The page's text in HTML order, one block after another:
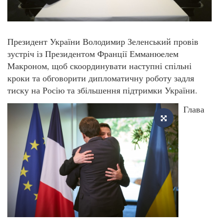
Президент України Володимир Зеленський провів
зустріч із Президентом Франції Емманюелем
Макроном, щоб скоординувати наступні спільні
кроки та обговорити дипломатичну роботу задля
тиску на Росію та збільшення підтримки України.
Глава